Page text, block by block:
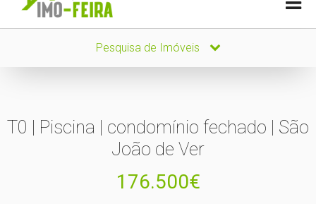
Pesquisa de Imóveis
T0 | Piscina | condomínio fechado | São
João de Ver
176.500€